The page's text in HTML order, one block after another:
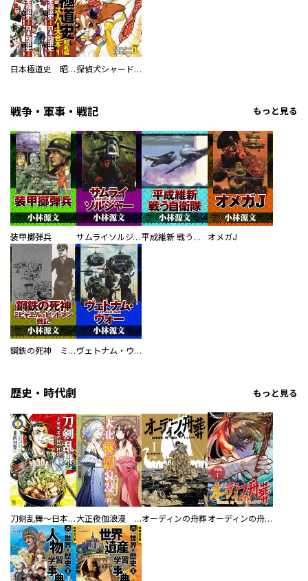
日本極道史 昭和編 スーパー大合本 探偵犬シャードック（新装版）
戦争・軍事・戦記 もっと見る
装甲擲弾兵 サムライソルジャー SAMURAI SOLDIER 平成維新 戦う自衛隊 オメガJ
鋼鉄の死神 ミヒャエル・ビットマン戦記 ヴェトナム・ウォー VIETNAM WAR
歴史・時代劇 もっと見る
刀剣乱舞～日本号つれづれ酒～ 大正夜伽浪漫 －金曜日の花嫁—オーディンの舟葬 オーディンの舟葬 分冊版